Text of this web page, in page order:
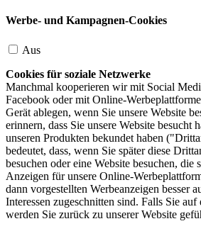
Werbe- und Kampagnen-Cookies
Aus
Cookies für soziale Netzwerke
Manchmal kooperieren wir mit Social
Facebook oder mit Online-
Gerät ablegen, wenn Sie unsere Website
erinnern, dass Sie unsere Website besucht
unseren Produkten bekundet haben
bedeutet, dass, wenn Sie später diese
besuchen oder eine Website besuchen, die
Anzeigen für unsere Online-
dann vorgestellten Werbeanzeigen besser
Interessen zugeschnitten sind. Falls Sie
werden Sie zurück zu unserer Website